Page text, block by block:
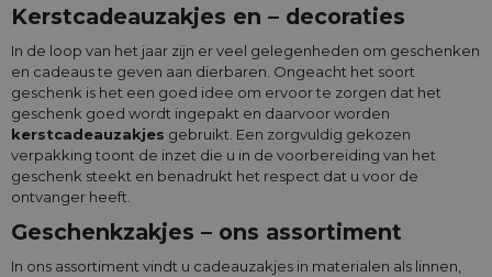
Kerstcadeauzakjes en – decoraties
In de loop van het jaar zijn er veel gelegenheden om geschenken
en cadeaus te geven aan dierbaren. Ongeacht het soort
geschenk is het een goed idee om ervoor te zorgen dat het
geschenk goed wordt ingepakt en daarvoor worden
kerstcadeauzakjes gebruikt. Een zorgvuldig gekozen
verpakking toont de inzet die u in de voorbereiding van het
geschenk steekt en benadrukt het respect dat u voor de
ontvanger heeft.
Geschenkzakjes – ons assortiment
In ons assortiment vindt u cadeauzakjes in materialen als linnen,